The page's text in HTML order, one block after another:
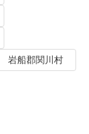
岩船郡関川村